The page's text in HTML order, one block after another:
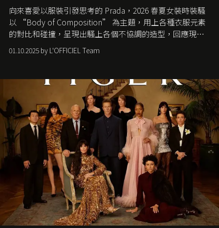
向來喜愛以服裝引發思考的 Prada，2026 春夏女裝時裝騷
以 “Body of Composition” 為主題，用上各種衣服元素
的對比和碰撞，呈現出騷上各個不協調的造型，回應現今
社會各種資訊、文化超載的現象。
01.10.2025 by L'OFFICIEL Team